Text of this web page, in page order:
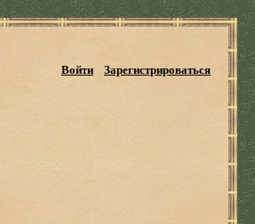
Войти Зарегистрироваться